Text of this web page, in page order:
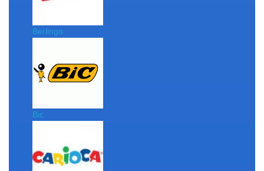
Berlingo
Bic